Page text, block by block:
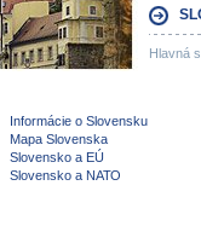
Hlavná
Informácie o Slovensku
Mapa Slovenska
Slovensko a EÚ
Slovensko a NАТО